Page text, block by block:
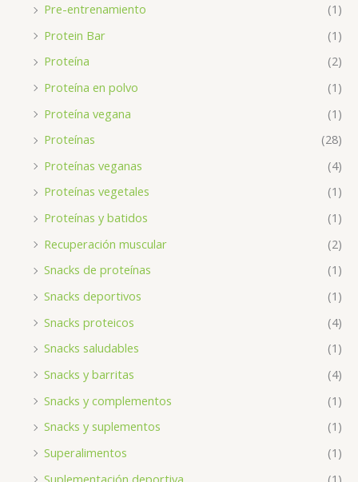
Pre-entrenamiento
(1)
Protein Bar
(1)
Proteína
(2)
Proteína en polvo
(1)
Proteína vegana
(1)
Proteínas
(28)
Proteínas veganas
(4)
Proteínas vegetales
(1)
Proteínas y batidos
(1)
Recuperación muscular
(2)
Snacks de proteínas
(1)
Snacks deportivos
(1)
Snacks proteicos
(4)
Snacks saludables
(1)
Snacks y barritas
(4)
Snacks y complementos
(1)
Snacks y suplementos
(1)
Superalimentos
(1)
Suplementación deportiva
(1)